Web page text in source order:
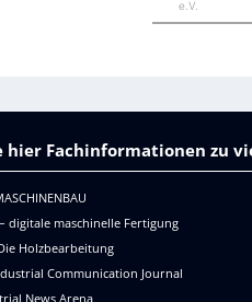
e.V.
hier Fachinformationen zu
digitale maschinelle Fertigung
Holzbearbeitung
Communication Journal
News Arena